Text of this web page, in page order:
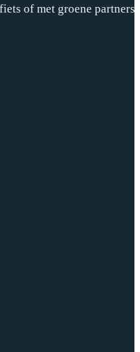
of met groene partners